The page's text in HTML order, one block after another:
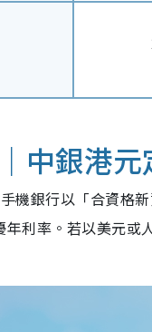
中銀港
機銀行以「合資格
年利率。若以美元或